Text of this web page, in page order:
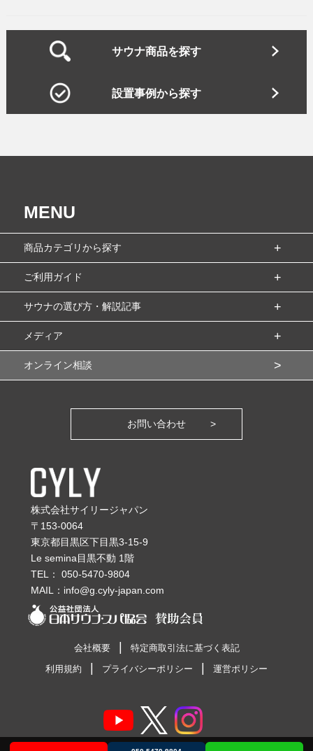
サウナ商品を探す
設置事例から探す
MENU
商品カテゴリから探す
ご利用ガイド
サウナの選び方・解説記事
メディア
オンライン相談
お問い合わせ
株式会社サイリージャパン
〒153-0064
東京都目黒区下目黒3-15-9
Le semina目黒不動 1階
TEL： 050-5470-9804
MAIL： info@g.cyly-japan.com
会社概要
特定商取引法に基づく表記
利用規約
プライバシーポリシー 運営ポリシー